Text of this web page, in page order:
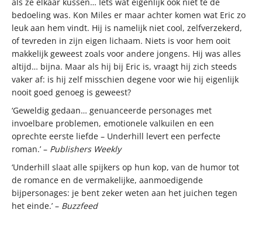
bedoeling was. Kon Miles er maar achter komen wat Eric zo
leuk aan hem vindt. Hij is namelijk niet cool, zelfverzekerd,
of tevreden in zijn eigen lichaam. Niets is voor hem ooit
makkelijk geweest zoals voor andere jongens. Hij was alles
altijd… bijna. Maar als hij bij Eric is, vraagt hij zich steeds
vaker af: is hij zelf misschien degene voor wie hij eigenlijk
nooit goed genoeg is geweest?
‘Geweldig gedaan… genuanceerde personages met
invoelbare problemen, emotionele valkuilen en een
oprechte eerste liefde – Underhill levert een perfecte
roman.’ – Publishers Weekly
‘Underhill slaat alle spijkers op hun kop, van de humor tot
de romance en de vermakelijke, aanmoedigende
bijpersonages: je bent zeker weten aan het juichen tegen
het einde.’ – Buzzfeed